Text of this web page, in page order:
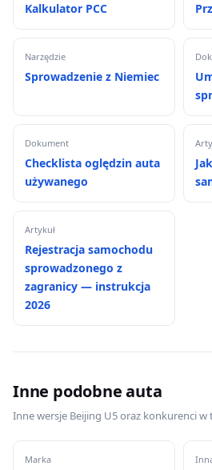
Kalkulator PCC
Narzędzie
Sprowadzenie z Niemiec
Dokument
Checklista oględzin auta
używanego
Artykuł
Rejestracja samochodu
sprowadzonego z
zagranicy — instrukcja
2026
Inne podobne auta
Inne wersje Beijing U5 oraz konkurenci w
Marka